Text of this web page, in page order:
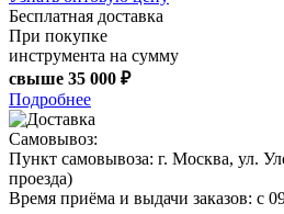
Бесплатная доставка
При покупке
инструмента на сумму
свыше 35 000 ₽
Подробнее
Самовывоз:
Пункт самовывоза: г. Москва, ул.
проезда)
Время приёма и выдачи заказов: c